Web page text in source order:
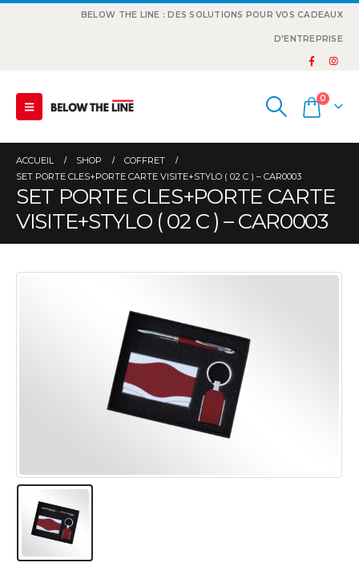
BELOW THE LINE : DES SOLUTIONS POUR VOS CADEAUX
D'ENTREPRISE
0
ACCUEIL SHOP
COFFRET
SET PORTE CLES+PORTE CARTE VISITE+STYLO ( 02 C ) – CAR0003
SET PORTE CLES+PORTE CARTE
VISITE+STYLO ( 02 C ) – CAR0003